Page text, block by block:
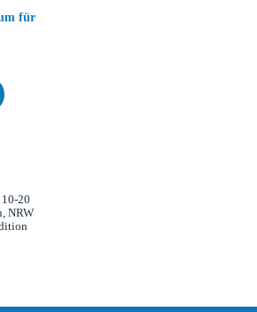
für
20
NRW